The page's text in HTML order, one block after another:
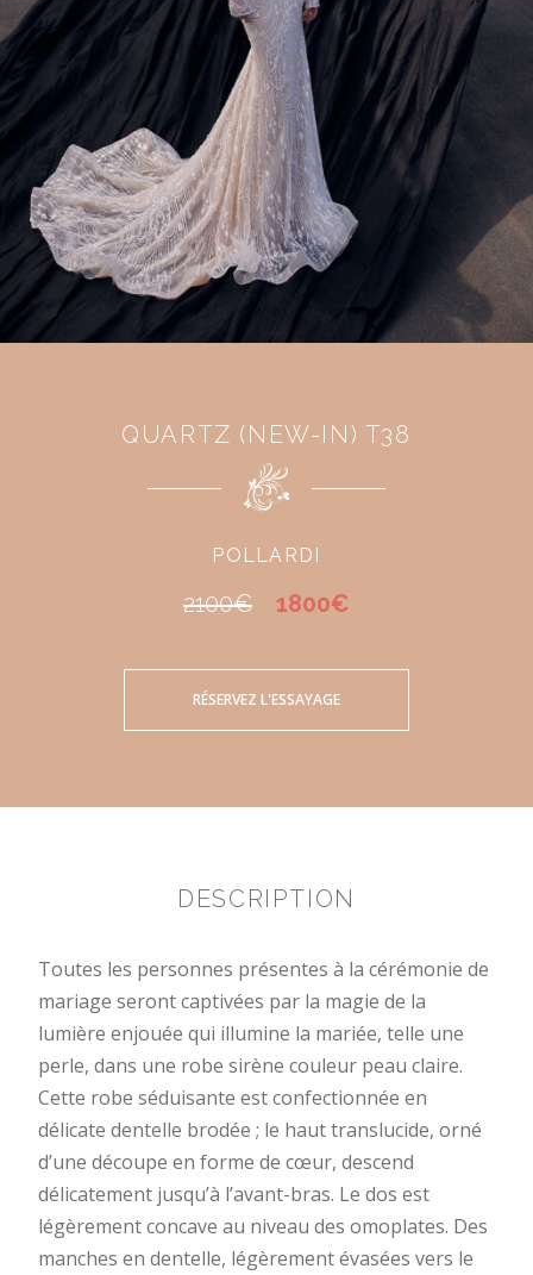
QUARTZ (NEW-IN) T38
POLLARDI
2100€ 1800€
RÉSERVEZ L'ESSAYAGE
DESCRIPTION
Toutes les personnes présentes à la cérémonie de
mariage seront captivées par la magie de la
lumière enjouée qui illumine la mariée, telle une
perle, dans une robe sirène couleur peau claire.
Cette robe séduisante est confectionnée en
délicate dentelle brodée ; le haut translucide, orné
d’une découpe en forme de cœur, descend
délicatement jusqu’à l’avant-bras. Le dos est
légèrement concave au niveau des omoplates. Des
manches en dentelle, légèrement évasées vers le